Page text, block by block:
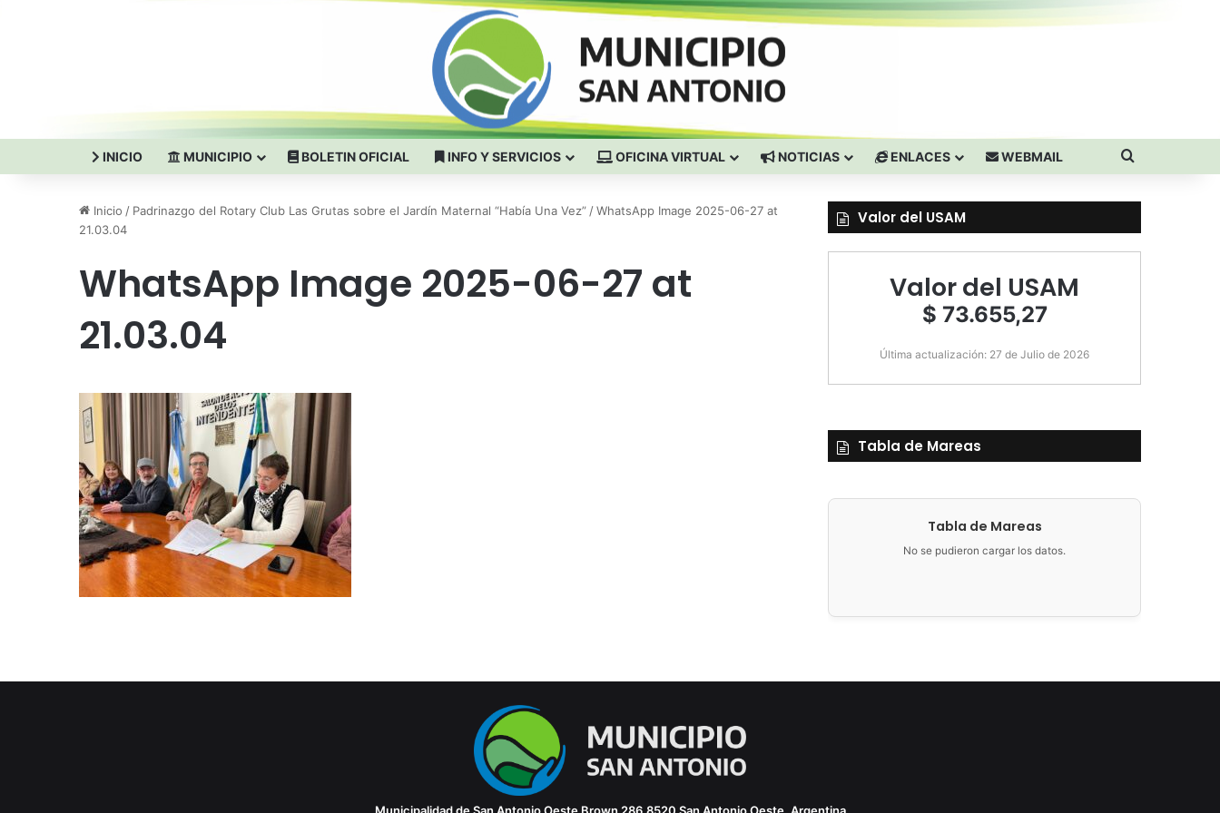
INICIO MUNICIPIO BOLETIN OFICIAL INFO Y SERVICIOS OFICINA VIRTUAL NOTICIAS ENLACES WEBMAIL Buscar por
Inicio / Padrinazgo del Rotary Club Las Grutas sobre el Jardín Maternal “Había Una Vez” /WhatsApp Image 2025-06-27 at
21.03.04
WhatsApp Image 2025-06-27 at
21.03.04
Valor del USAM
Valor del USAM
$ 73.655,27
Última actualización: 27 de Julio de 2026
Tabla de Mareas
Tabla de Mareas
No se pudieron cargar los datos.